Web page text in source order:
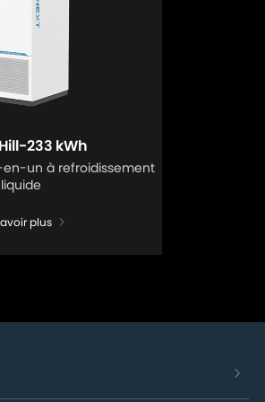
233 kWh
en-un à refroidissement
liquide
plus